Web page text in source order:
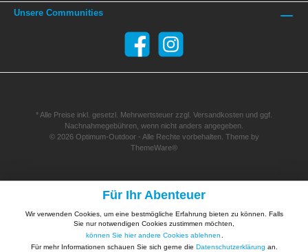
Unsere Communities
* Alle Preise inkl. gesetzl. Mehrwertsteuer zzgl. Versandkosten und ggf.
Nachnahmegebühren, wenn nicht anders angegeben.
© 2026 Optimum-Outdoor - Alle Rechte vorbehalten. Theme by
ThemeWare®
Für Ihr Abenteuer
Wir verwenden Cookies, um eine bestmögliche Erfahrung bieten zu können. Falls
Sie nur notwendigen Cookies zustimmen möchten,
können Sie hier andere Cookies ablehnen
Für mehr Informationen schauen Sie sich gerne die Datenschutzerklärung an.